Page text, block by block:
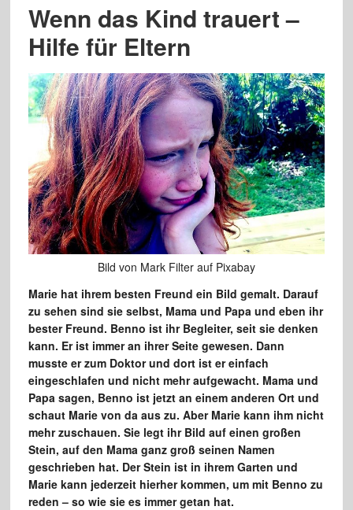
Wenn das Kind trauert –
Hilfe für Eltern
Bild von Mark Filter auf Pixabay
Marie hat ihrem besten Freund ein Bild gemalt. Darauf
zu sehen sind sie selbst, Mama und Papa und eben ihr
bester Freund. Benno ist ihr Begleiter, seit sie denken
kann. Er ist immer an ihrer Seite gewesen. Dann
musste er zum Doktor und dort ist er einfach
eingeschlafen und nicht mehr aufgewacht. Mama und
Papa sagen, Benno ist jetzt an einem anderen Ort und
schaut Marie von da aus zu. Aber Marie kann ihm nicht
mehr zuschauen. Sie legt ihr Bild auf einen großen
Stein, auf den Mama ganz groß seinen Namen
geschrieben hat. Der Stein ist in ihrem Garten und
Marie kann jederzeit hierher kommen, um mit Benno zu
reden – so wie sie es immer getan hat.